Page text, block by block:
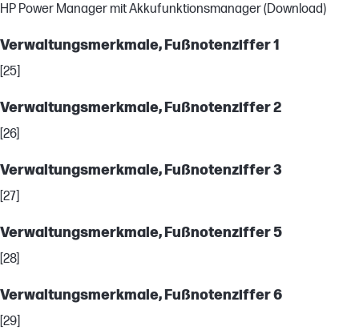
HP Power Manager mit Akkufunktionsmanager (Download)
Verwaltungsmerkmale, Fußnotenziffer 1
[25]
Verwaltungsmerkmale, Fußnotenziffer 2
[26]
Verwaltungsmerkmale, Fußnotenziffer 3
[27]
Verwaltungsmerkmale, Fußnotenziffer 5
[28]
Verwaltungsmerkmale, Fußnotenziffer 6
[29]